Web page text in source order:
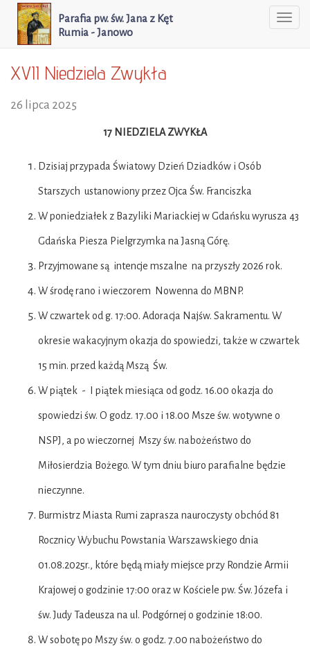
Parafia pw. św. Jana z Kęt
Rumia - Janowo
XVII Niedziela Zwykła
26 lipca 2025
17 NIEDZIELA ZWYKŁA
Dzisiaj przypada Światowy Dzień Dziadków i Osób
Starszych ustanowiony przez Ojca Św. Franciszka
W poniedziałek z Bazyliki Mariackiej w Gdańsku wyrusza 43
Gdańska Piesza Pielgrzymka na Jasną Górę.
Przyjmowane są intencje mszalne na przyszły 2026 rok.
W środę rano i wieczorem Nowenna do MBNP.
W czwartek od g. 17:00. Adoracja Najśw. Sakramentu. W
okresie wakacyjnym okazja do spowiedzi, także w czwartek
15 min. przed każdą Mszą Św.
W piątek - I piątek miesiąca od godz. 16.00 okazja do
spowiedzi św. O godz. 17.00 i 18.00 Msze św. wotywne o
NSPJ, a po wieczornej Mszy św. nabożeństwo do
Miłosierdzia Bożego. W tym dniu biuro parafialne będzie
nieczynne.
Burmistrz Miasta Rumi zaprasza nauroczysty obchód 81
Rocznicy Wybuchu Powstania Warszawskiego dnia
01.08.2025r., które będą miały miejsce przy Rondzie Armii
Krajowej o godzinie 17:00 oraz w Kościele pw. Św. Józefa i
św. Judy Tadeusza na ul. Podgórnej o godzinie 18:00.
W sobotę po Mszy św. o godz. 7.00 nabożeństwo do